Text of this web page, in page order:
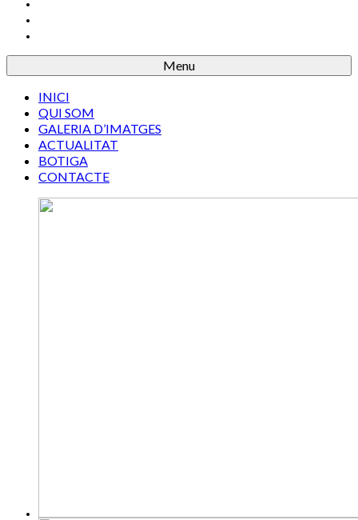
Menu
INICI
QUI SOM
GALERIA D’IMATGES
ACTUALITAT
BOTIGA
CONTACTE